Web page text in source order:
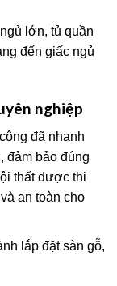
lớn, tủ quần
đến giấc ngủ
nghiệp
đã nhanh
đảm bảo đúng
thất được thi
an toàn cho
lắp đặt sàn gỗ,